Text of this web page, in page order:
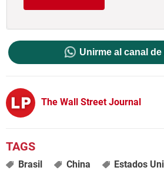
Unirme al canal
The Wall Street Journal
Brasil China Estados